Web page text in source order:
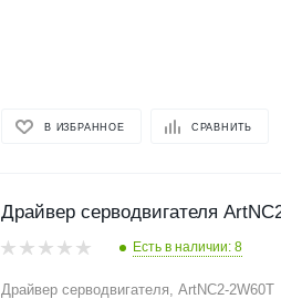
В ИЗБРАННОЕ СРАВНИТЬ
Драйвер серводвигателя
Есть в наличии: 8
Драйвер серводвигателя, ArtNC2-2W60T